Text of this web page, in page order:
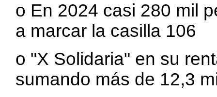
o En 2024 casi 280 mil
a marcar la casilla 106
o "X Solidaria" en su
sumando más de 12,3